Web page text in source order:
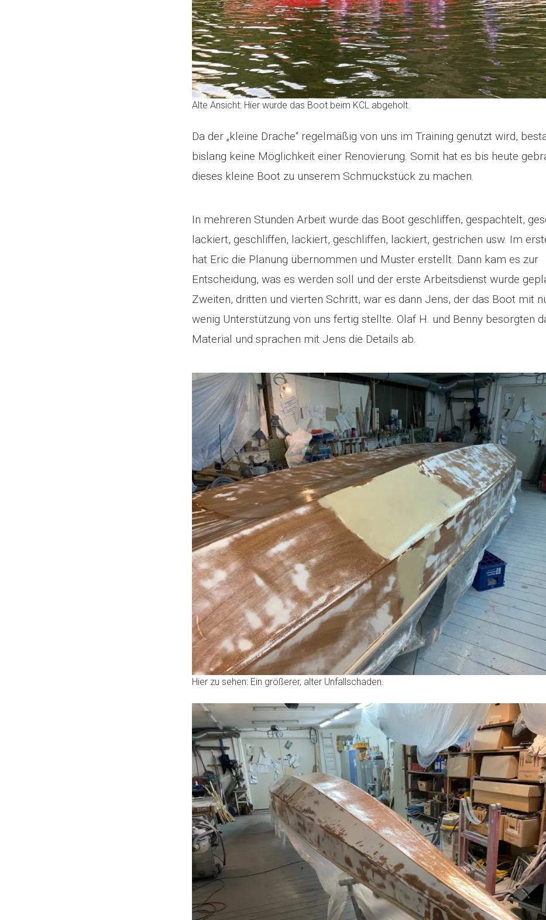
Alte Ansicht: Hier wurde das Boot beim KCL abgeholt.
Da der „kleine Drache“ regelmäßig von uns im Training genutzt wird,
bislang keine Möglichkeit einer Renovierung. Somit hat es bis heute
dieses kleine Boot zu unserem Schmuckstück zu machen.
In mehreren Stunden Arbeit wurde das Boot geschliffen, gespachtelt,
lackiert, geschliffen, lackiert, geschliffen, lackiert, gestrichen usw. Im
hat Eric die Planung übernommen und Muster erstellt. Dann kam es zur
Entscheidung, was es werden soll und der erste Arbeitsdienst wurde
Zweiten, dritten und vierten Schritt, war es dann Jens, der das Boot mit
wenig Unterstützung von uns fertig stellte. Olaf H. und Benny besorgten
Material und sprachen mit Jens die Details ab.
Hier zu sehen: Ein größerer, alter Unfallschaden.